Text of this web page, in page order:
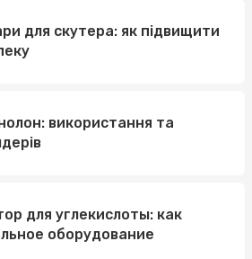
для скутера: як підвищити
використання та
для углекислоты: как
оборудование